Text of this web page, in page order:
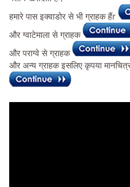
हमारे पास इक्वाडोर से भी ग्राहक हैंr
और ग्वाटेमाला से ग्राहक
और पराग्वे से ग्राहक
और अन्य ग्राहक इसलिए कृपया